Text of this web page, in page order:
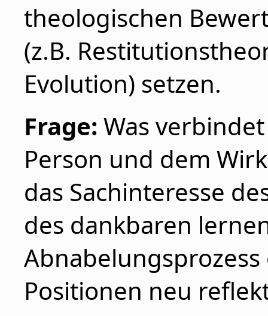
theologischen
(z.B.
Evolution) setzen.
Frage: Was
Person und dem
das Sachinteresse
des dankbaren
Positionen neu